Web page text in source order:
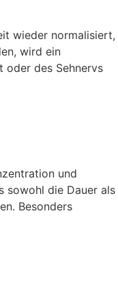
wieder normalisiert,
wird ein
oder des Sehnervs
und
sowohl die Dauer als
Besonders